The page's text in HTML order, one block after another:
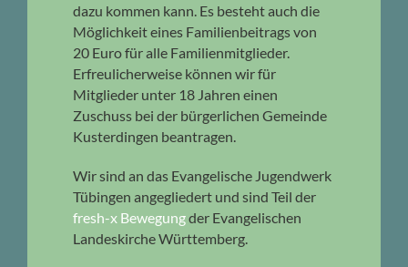
dazu kommen kann. Es besteht auch die
Möglichkeit eines Familienbeitrags von
20 Euro für alle Familienmitglieder.
Erfreulicherweise können wir für
Mitglieder unter 18 Jahren einen
Zuschuss bei der bürgerlichen Gemeinde
Kusterdingen beantragen.
Wir sind an das Evangelische Jugendwerk
Tübingen angegliedert und sind Teil der
fresh-x Bewegungder Evangelischen
Landeskirche Württemberg.